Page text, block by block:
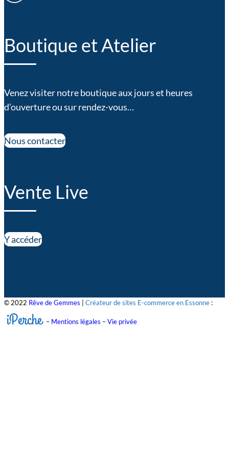
Boutique et Atelier
Venez visiter notre boutique aux jours et heures
d’ouverture ou sur rendez-vous…
Nous contacter
Vente Live
Y accéder
© 2022 Rêve de Gemmes | Créateur de sites E-commerce en Essonne :
iPerche – Mentions légales –Vie privée